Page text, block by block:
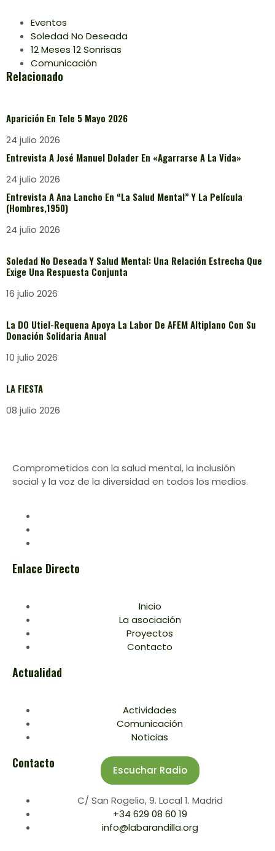
Eventos
Soledad No Deseada
12 Meses 12 Sonrisas
Comunicación
Relacionado
Aparición En Tele 5 Mayo 2026
24 julio 2026
Entrevista A José Manuel Dolader En «Agarrarse A La Vida»
24 julio 2026
Entrevista A Ana Lancho En “La Salud Mental” Y La Película
(Hombres,1950)
24 julio 2026
Soledad No Deseada Y Salud Mental: Una Relación Estrecha Que
Exige Una Respuesta Conjunta
16 julio 2026
La DO Utiel-Requena Apoya La Labor De AFEM Altiplano Con Su
Donación Solidaria Anual
10 julio 2026
LA FIESTA
08 julio 2026
Comprometidos con la salud mental, la inclusión
social y la voz de la diversidad en todos los medios.
Enlace Directo
Inicio
La asociación
Proyectos
Contacto
Actualidad
Actividades
Comunicación
Noticias
Contacto
C/ San Rogelio, 9. Local 1. Madrid
+34 629 08 60 19
info@labarandilla.org
Escuchar Radio